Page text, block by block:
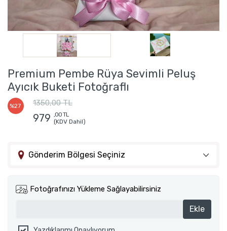
Premium Pembe Rüya Sevimli Peluş
Ayıcık Buketi Fotoğraflı
%27 1350,00 TL
979 ,00 TL
(KDV Dahil)
Gönderim Bölgesi Seçiniz
Fotoğrafınızı Yükleme Sağlayabilirsiniz
Ekle